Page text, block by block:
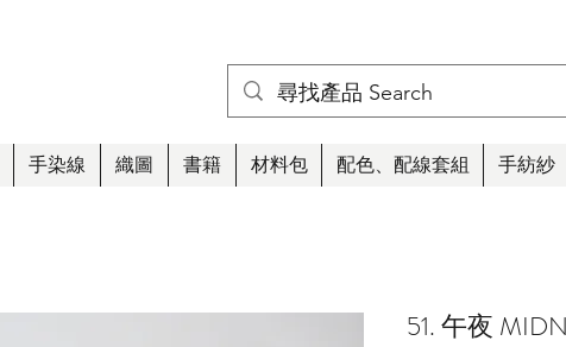
手染線 織圖 書籍 材料包 配色、配線套組 手紡紗
51. 午夜